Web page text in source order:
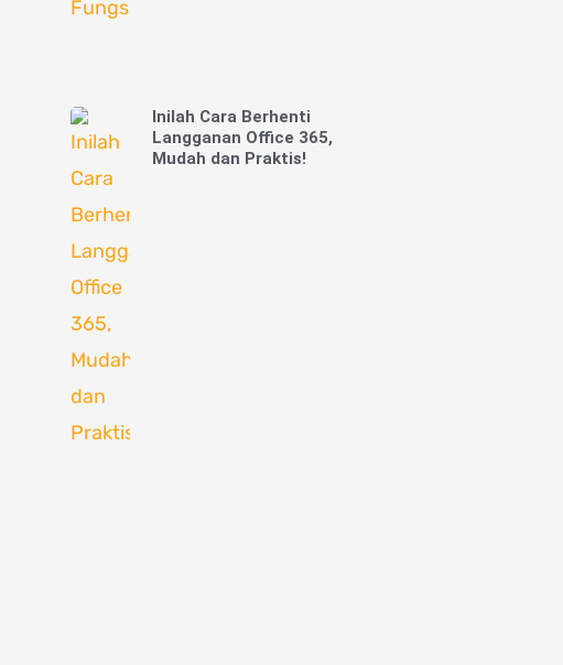
Inilah Cara Berhenti
Langganan Office 365,
Mudah dan Praktis!